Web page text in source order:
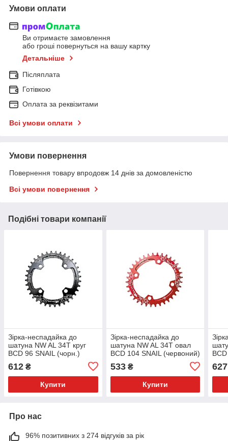
Умови оплати
Ви отримаєте замовлення
або гроші повернуться на вашу картку
Детальніше
Післяплата
Готівкою
Оплата за реквізитами
Всі умови оплати
Умови повернення
Повернення товару впродовж 14 днів за домовленістю
Всі умови повернення
Подібні товари компанії
Зірка-неспадайка до
шатуна NW AL 34T круг
BCD 96 SNAIL (чорн.)
612 ₴
Купити
Зірка-неспадайка до
шатуна NW AL 34T овал
BCD 104 SNAIL (червоний)
533₴
Купити
627
Про нас
96% позитивних з 274 відгуків за рік